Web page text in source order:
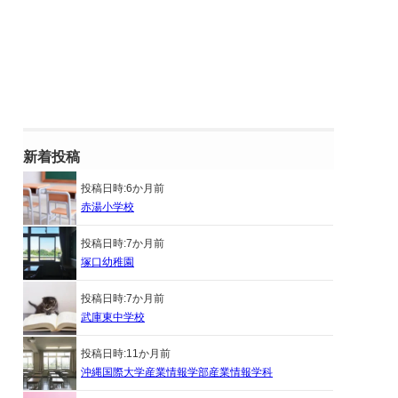
新着投稿
投稿日時:6か月前
赤湯小学校
投稿日時:7か月前
塚口幼稚園
投稿日時:7か月前
武庫東中学校
投稿日時:11か月前
沖縄国際大学産業情報学部産業情報学科